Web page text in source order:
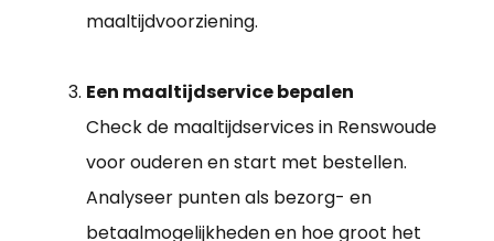
maaltijdvoorziening.
Een maaltijdservice bepalen
Check de maaltijdservices in Renswoude
voor ouderen en start met bestellen.
Analyseer punten als bezorg- en
betaalmogelijkheden en hoe groot het